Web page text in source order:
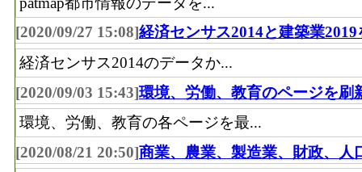
[2020/09/27 15:08]経済センサス2014と建築業2019
経済センサス2014のデータか...
[2020/09/03 15:43]環境、労働、教育のページを刷
環境、労働、教育の各ページを最...
[2020/08/21 20:50]商業、農業、製造業、財政、人